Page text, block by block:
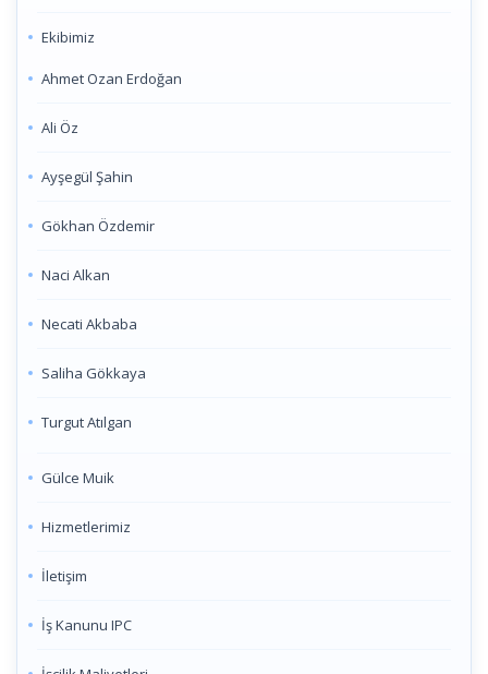
Ekibimiz
Ahmet Ozan Erdoğan
Ali Öz
Ayşegül Şahin
Gökhan Özdemir
Naci Alkan
Necati Akbaba
Saliha Gökkaya
Turgut Atılgan
Gülce Muik
Hizmetlerimiz
İletişim
İş Kanunu IPC